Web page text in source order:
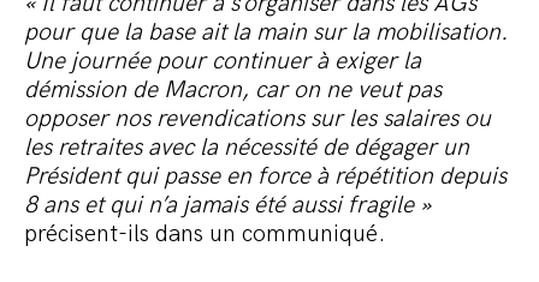
pour que la base ait la main sur la mobilisation.
Une journée pour continuer à exiger la
démission de Macron, car on ne veut pas
opposer nos revendications sur les salaires ou
les retraites avec la nécessité de dégager un
Président qui passe en force à répétition depuis
8 ans et qui n’a jamais été aussi fragile »
précisent-ils dans un communiqué.